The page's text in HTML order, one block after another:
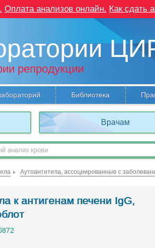
Оплата анализов онлайн. Как сдать
репродукции
Библиотека
Врачам
Аутоантитела, ассоциированные с
к антигенам печени IgG,